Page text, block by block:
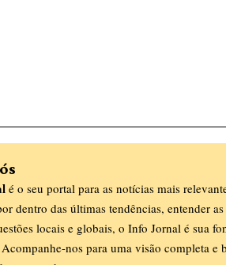
é o seu portal para as notícias mais
dentro das últimas tendências, entender
locais e globais, o Info Jornal é sua
nos para uma visão completa e